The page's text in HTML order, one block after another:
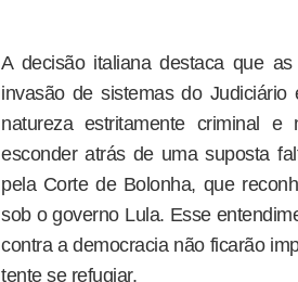
A decisão italiana destaca que
invasão de sistemas do
natureza estritamente criminal
esconder atrás de uma suposta
pela Corte de Bolonha, que
sob o governo Lula. Esse
contra a democracia não ficarão
tente se refugiar.